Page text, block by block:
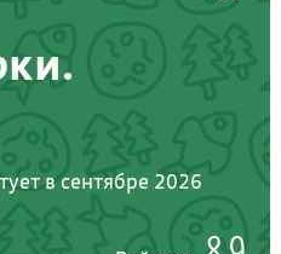
в сентябре 2026